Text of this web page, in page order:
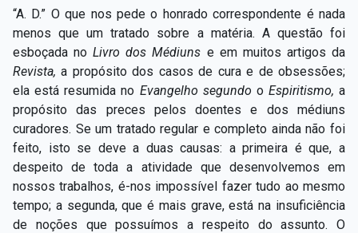
“A. D.” O que nos pede o honrado correspondente é nada
menos que um tratado sobre a matéria. A questão foi
esboçada noLivro dos Médiuns e em muitos artigos da
Revista,a propósito dos casos de cura e de obsessões;
ela está resumida no Evangelho segundo o Espiritismo, a
propósito das preces pelos doentes e dos médiuns
curadores. Se um tratado regular e completo ainda não foi
feito, isto se deve a duas causas: a primeira é que, a
despeito de toda a atividade que desenvolvemos em
nossos trabalhos, é-nos impossível fazer tudo ao mesmo
tempo; a segunda, que é mais grave, está na insuficiência
de noções que possuímos a respeito do assunto. O